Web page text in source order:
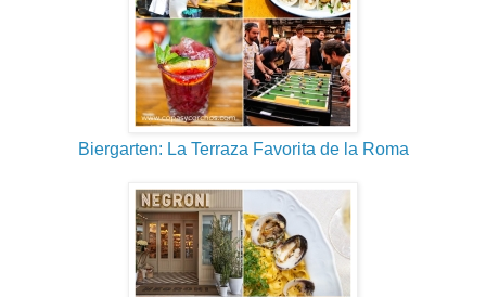
Biergarten: La Terraza Favorita de la Roma